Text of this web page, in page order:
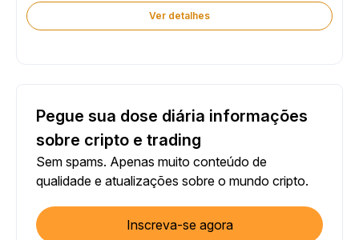
Ver detalhes
Pegue sua dose diária informações
sobre cripto e trading
Sem spams. Apenas muito conteúdo de
qualidade e atualizações sobre o mundo cripto.
Inscreva-se agora